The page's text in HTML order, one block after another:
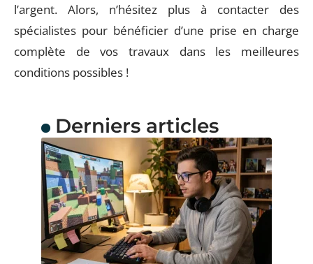
l’argent. Alors, n’hésitez plus à contacter des
spécialistes pour bénéficier d’une prise en charge
complète de vos travaux dans les meilleures
conditions possibles !
Derniers articles